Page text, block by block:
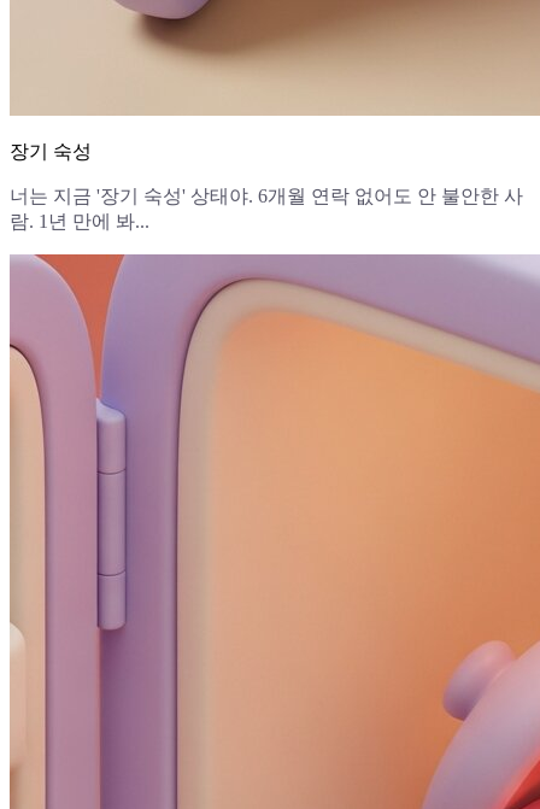
장기 숙성
너는 지금 '장기 숙성' 상태야. 6개월 연락 없어도 안 불안한 사
람. 1년 만에 봐...